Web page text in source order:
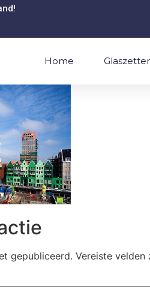
Home
gepubliceerd. Vereiste velden